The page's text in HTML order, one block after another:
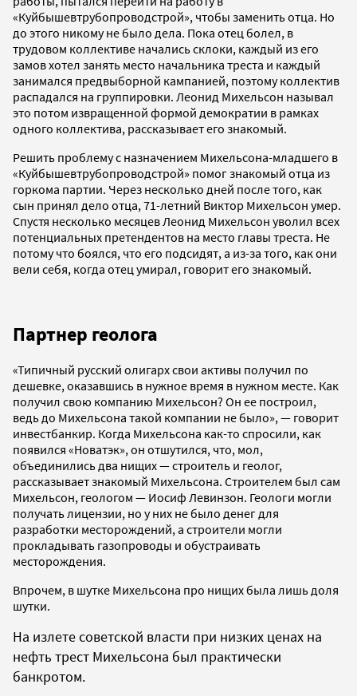
«Куйбышевтрубопроводстрой», чтобы заменить отца. Но
до этого никому не было дела. Пока отец болел, в
трудовом коллективе начались склоки, каждый из его
замов хотел занять место начальника треста и каждый
занимался предвыборной кампанией, поэтому коллектив
распадался на группировки. Леонид Михельсон называл
это потом извращенной формой демократии в рамках
одного коллектива, рассказывает его знакомый.
Решить проблему с назначением Михельсона-младшего в
«Куйбышевтрубопроводстрой» помог знакомый отца из
горкома партии. Через несколько дней после того, как
сын принял дело отца, 71-летний Виктор Михельсон умер.
Спустя несколько месяцев Леонид Михельсон уволил всех
потенциальных претендентов на место главы треста. Не
потому что боялся, что его подсидят, а из-за того, как они
вели себя, когда отец умирал, говорит его знакомый.
Партнер геолога
«Типичный русский олигарх свои активы получил по
дешевке, оказавшись в нужное время в нужном месте. Как
получил свою компанию Михельсон? Он ее построил,
ведь до Михельсона такой компании не было», — говорит
инвестбанкир. Когда Михельсона как-то спросили, как
появился «Новатэк», он отшутился, что, мол,
объединились два нищих — строитель и геолог,
рассказывает знакомый Михельсона. Строителем был сам
Михельсон, геологом — Иосиф Левинзон. Геологи могли
получать лицензии, но у них не было денег для
разработки месторождений, а строители могли
прокладывать газопроводы и обустраивать
месторождения.
Впрочем, в шутке Михельсона про нищих была лишь доля
шутки.
На излете советской власти при низких ценах на
нефть трест Михельсона был практически
банкротом.